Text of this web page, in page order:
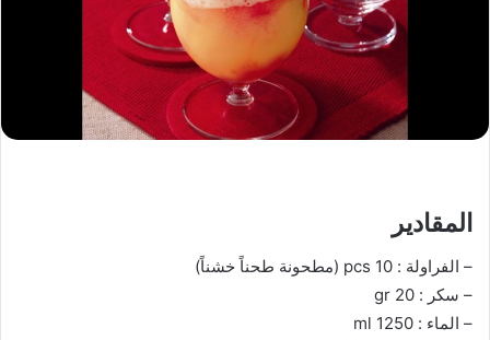
المقادير
– الفراولة : 10 pcs (مطحونة طحناً خشناً)
– سكر : 20 gr
– الماء : 1250 ml